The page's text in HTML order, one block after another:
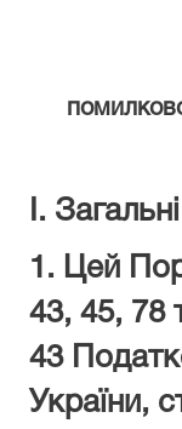
I.
1. Цей
43, 45, 78
43
України,